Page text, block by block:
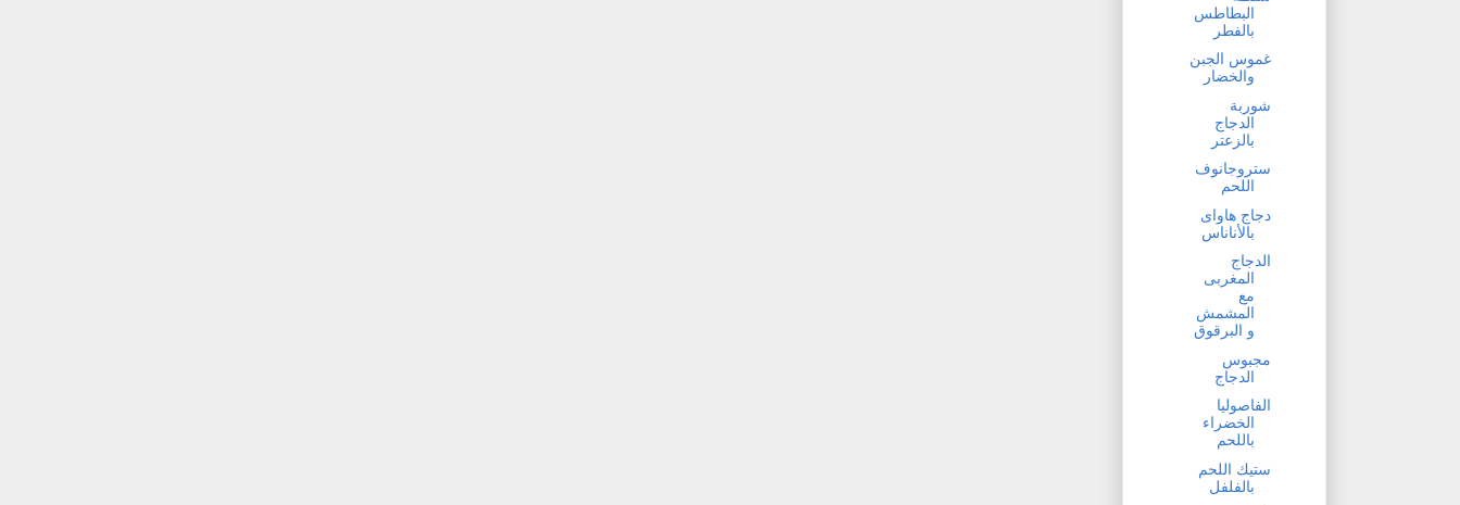
البطاطس
بالفطر
غموس الجبن
والخضار
شوربة
الدجاج
بالزعتر
ستروجانوف
اللحم
دجاج هاواى
بالأناناس
الدجاج
المغربى
مع
المشمش
و البرقوق
مجبوس
الدجاج
الفاصوليا
الخضراء
باللحم
ستيك اللحم
بالفلفل